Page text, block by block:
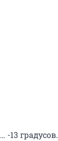
-13